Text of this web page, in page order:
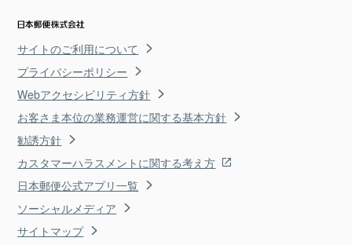
サイトのご利用について
プライバシーポリシー
Webアクセシビリティ方針
お客さま本位の業務運営に関する基本方針
勧誘方針
カスタマーハラスメントに関する考え方
日本郵便公式アプリ一覧
ソーシャルメディア
サイトマップ